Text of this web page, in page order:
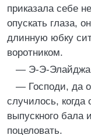
приказала себе
опускать глаза,
длинную юбку
воротником.
— Э-Э-Элайджа.
— Господи, да
случилось,
выпускного бала
поцеловать.